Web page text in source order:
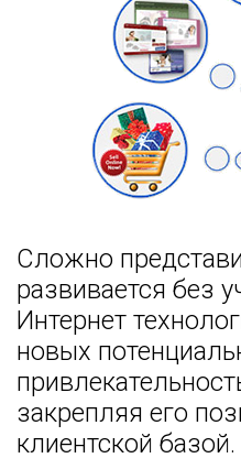
Сложно
развивается без
Интернет
новых
закрепляя его
клиентской базой.